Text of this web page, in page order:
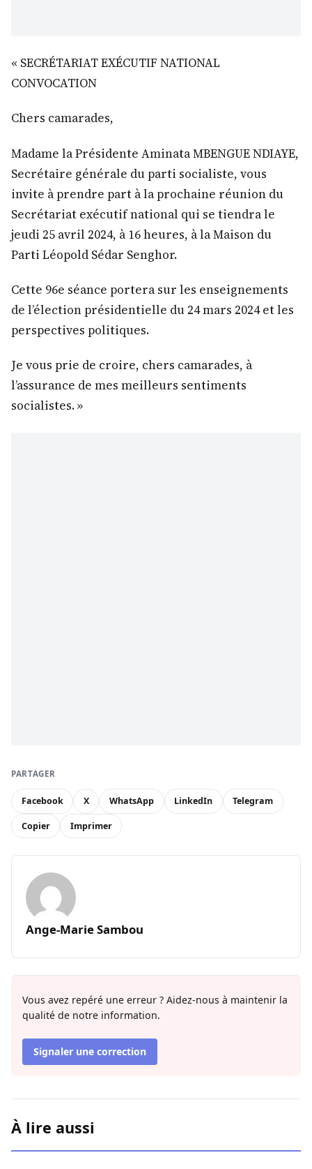
« SECRÉTARIAT EXÉCUTIF NATIONAL
CONVOCATION
Chers camarades,
Madame la Présidente Aminata MBENGUE NDIAYE,
Secrétaire générale du parti socialiste, vous
invite à prendre part à la prochaine réunion du
Secrétariat exécutif national qui se tiendra le
jeudi 25 avril 2024, à 16 heures, à la Maison du
Parti Léopold Sédar Senghor.
Cette 96e séance portera sur les enseignements
de l’élection présidentielle du 24 mars 2024 et les
perspectives politiques.
Je vous prie de croire, chers camarades, à
l’assurance de mes meilleurs sentiments
socialistes. »
PARTAGER
Facebook X WhatsApp LinkedIn Telegram
Copier Imprimer
Ange-Marie Sambou
Vous avez repéré une erreur ? Aidez-nous à maintenir la
qualité de notre information.
Signaler une correction
À lire aussi